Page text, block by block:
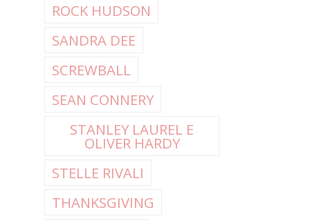
ROCK HUDSON
SANDRA DEE
SCREWBALL
SEAN CONNERY
STANLEY LAUREL E
OLIVER HARDY
STELLE RIVALI
THANKSGIVING